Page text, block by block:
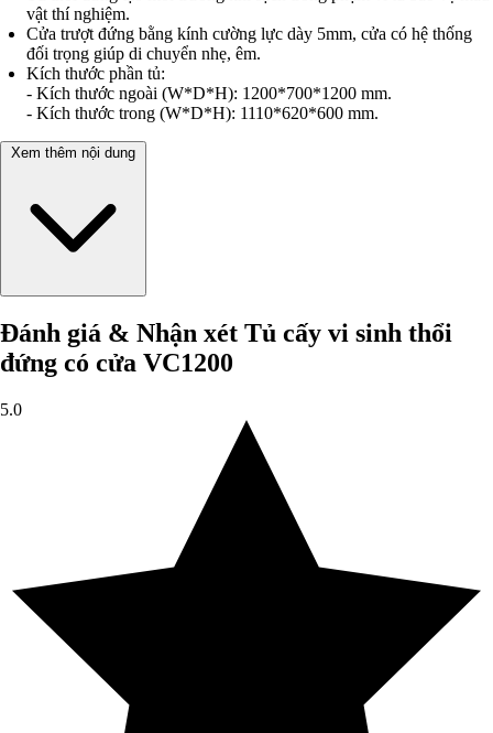
vật thí nghiệm.
Cửa trượt đứng bằng kính cường lực dày 5mm, cửa có hệ thống
đối trọng giúp di chuyển nhẹ, êm.
Kích thước phần tủ:
- Kích thước ngoài (W*D*H): 1200*700*1200 mm.
- Kích thước trong (W*D*H): 1110*620*600 mm.
Xem thêm nội dung
Đánh giá & Nhận xét Tủ cấy vi sinh thổi
đứng có cửa VC1200
5.0